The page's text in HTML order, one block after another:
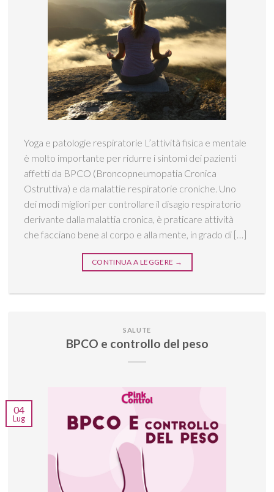
Yoga e patologie respiratorie L’attività fisica e mentale
è molto importante per ridurre i sintomi dei pazienti
affetti da BPCO (Broncopneumopatia Cronica
Ostruttiva) e da malattie respiratorie croniche. Uno
dei modi migliori per controllare il disagio respiratorio
derivante dalla malattia cronica, è praticare attività
che facciano bene al corpo e alla mente, in grado di […]
CONTINUA A LEGGERE →
SALUTE
BPCO e controllo del peso
04
Lug